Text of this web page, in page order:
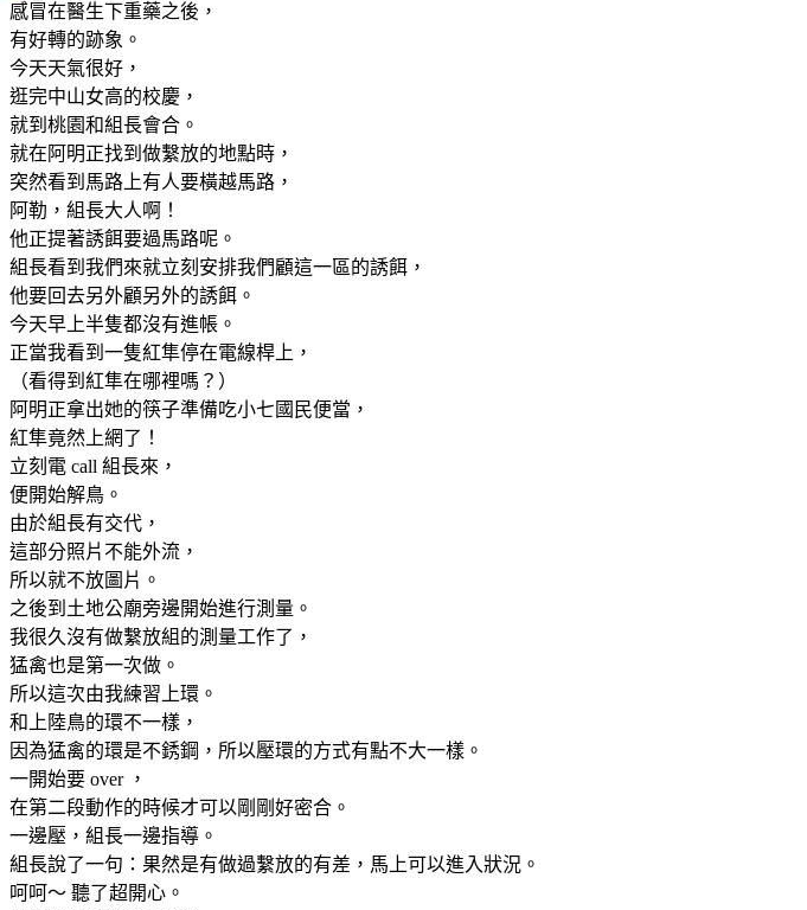
感冒在醫生下重藥之後，
有好轉的跡象。
今天天氣很好，
逛完中山女高的校慶，
就到桃園和組長會合。
就在阿明正找到做繫放的地點時，
突然看到馬路上有人要橫越馬路，
阿勒，組長大人啊！
他正提著誘餌要過馬路呢。
組長看到我們來就立刻安排我們顧這一區的誘餌，
他要回去另外顧另外的誘餌。
今天早上半隻都沒有進帳。
正當我看到一隻紅隼停在電線桿上，
（看得到紅隼在哪裡嗎？）
阿明正拿出她的筷子準備吃小七國民便當，
紅隼竟然上網了！
立刻電 call 組長來，
便開始解鳥。
由於組長有交代，
這部分照片不能外流，
所以就不放圖片。
之後到土地公廟旁邊開始進行測量。
我很久沒有做繫放組的測量工作了，
猛禽也是第一次做。
所以這次由我練習上環。
和上陸鳥的環不一樣，
因為猛禽的環是不銹鋼，所以壓環的方式有點不大一樣。
一開始要 over ，
在第二段動作的時候才可以剛剛好密合。
一邊壓，組長一邊指導。
組長說了一句：果然是有做過繫放的有差，馬上可以進入狀況。
呵呵～ 聽了超開心。